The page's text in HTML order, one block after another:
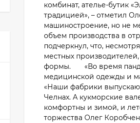
комбинат, ателье-бутик
традицией», – отметил
машиностроение, но не
объем производства в
подчеркнул, что,
местных
формы. «Во время
медицинской одежды и
«Наши фабрики
Челнах. А кукморские
комфортны и зимой, и
торжества Олег